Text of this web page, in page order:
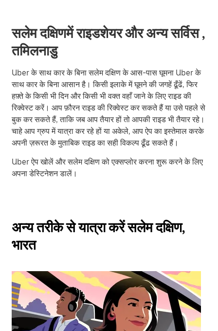
सलेम दक्षिणमें राइडशेयर और अन्य सर्विस ,
तमिलनाडु
Uber के साथ कार के बिना सलेम दक्षिण के आस-पास घूमना Uber के
साथ कार के बिना आसान है। किसी इलाके में घूमने की जगहें ढूँढें, फिर
हफ़्ते के किसी भी दिन और किसी भी वक्त वहाँ जाने के लिए राइड की
रिक्वेस्ट करें। आप फ़ौरन राइड की रिक्वेस्ट कर सकते हैं या उसे पहले से
बुक कर सकते हैं, ताकि जब आप तैयार हों तो आपकी राइड भी तैयार रहे।
चाहे आप ग्रुप में यात्रा कर रहे हों या अकेले, आप ऐप का इस्तेमाल करके
अपनी ज़रूरत के मुताबिक राइड का सही विकल्प ढूँढ सकते हैं।
Uber ऐप खोलें और सलेम दक्षिण को एक्सप्लोर करना शुरू करने के लिए
अपना डेस्टिनेशन डालें।
अन्य तरीके से यात्रा करें सलेम दक्षिण,
भारत